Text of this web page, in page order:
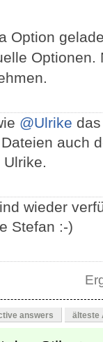
Option
@Ulrike
auch
wieder
Stefan :-)
answers älteste